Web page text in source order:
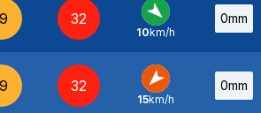
32
NO -
10km/h
0mm
32
NE -
15km/h
0mm